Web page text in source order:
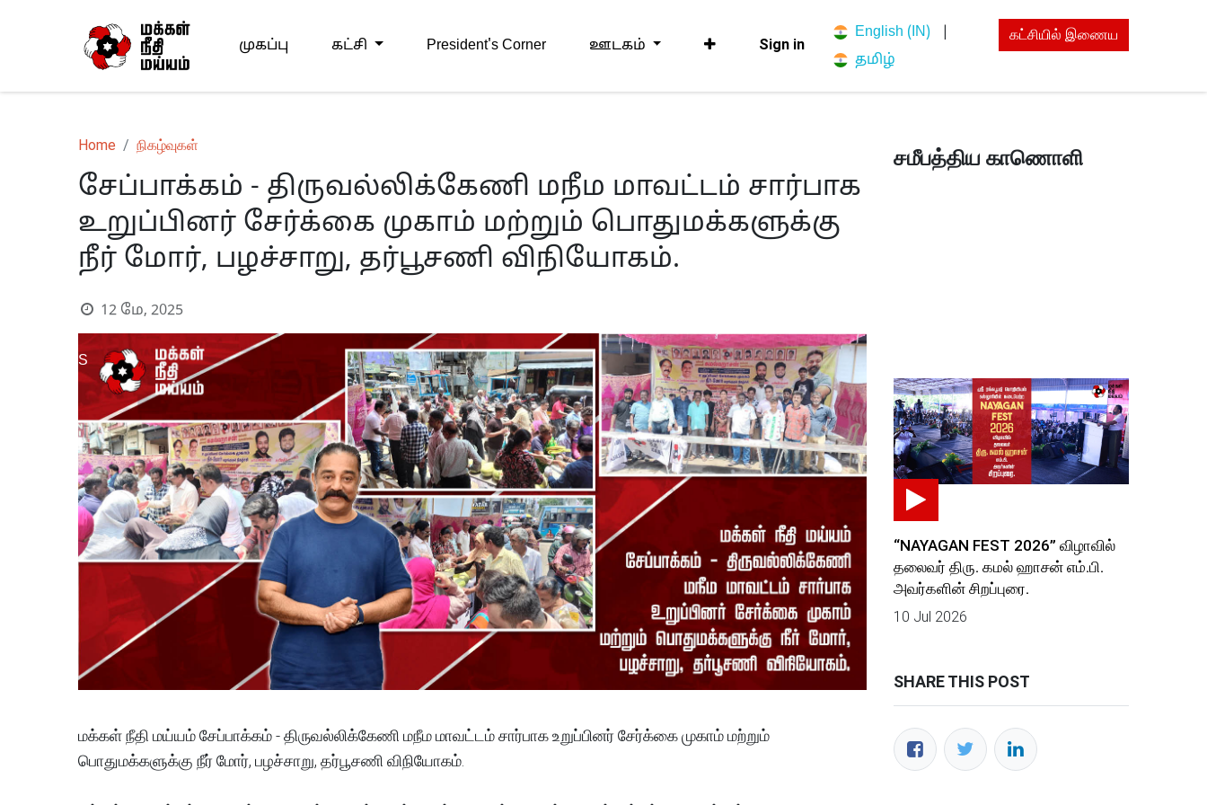
முகப்பு கட்சி President's Corner ஊடகம் Sign in
English (IN)
தமிழ்
கட்சியில் இணைய
Home நிகழ்வுகள்
சேப்பாக்கம் - திருவல்லிக்கேணி மநீம மாவட்டம் சார்பாக
உறுப்பினர் சேர்க்கை முகாம் மற்றும் பொதுமக்களுக்கு
நீர் மோர், பழச்சாறு, தர்பூசணி விநியோகம்.
12 மே, 2025
S
மக்கள் நீதி மய்யம் சேப்பாக்கம் - திருவல்லிக்கேணி மநீம மாவட்டம் சார்பாக உறுப்பினர் சேர்க்கை முகாம் மற்றும்
பொதுமக்களுக்கு நீர் மோர், பழச்சாறு, தர்பூசணி விநியோகம்.
சமீபத்திய காணொளி
“NAYAGAN FEST 2026” விழாவில்
தலைவர் திரு. கமல் ஹாசன் எம்.பி.
அவர்களின் சிறப்புரை.
10 Jul 2026
SHARE THIS POST